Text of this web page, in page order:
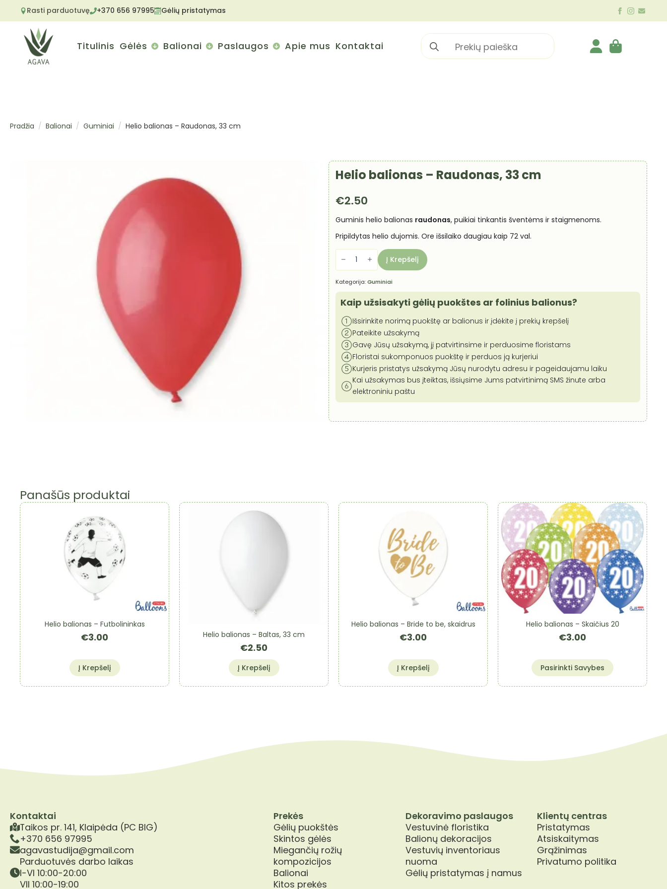
Rasti parduotuvę +370 656 97995 Gėlių pristatymas
Titulinis Gėlės Balionai Paslaugos Apie mus Kontaktai
Search
for:
Pradžia Balionai Guminiai Helio balionas – Raudonas, 33 cm
Helio balionas – Raudonas, 33 cm
€2.50
Guminis helio balionas raudonas, puikiai tinkantis šventėms ir staigmenoms.
Pripildytas helio dujomis. Ore išsilaiko daugiau kaip 72 val.
produkto
kiekis:
balionas
-
Raudonas,
33
cm
Į Krepšelį
Kategorija:Guminiai
Kaip užsisakyti gėlių puokštes ar folinius balionus?
Išsirinkite norimą puokštę ar balionus ir įdėkite į prekių krepšelį
Pateikite užsakymą
Gavę Jūsų užsakymą, jį patvirtinsime ir perduosime floristams
Floristai sukomponuos puokštę ir perduos ją kurjeriui
Kurjeris pristatys užsakymą Jūsų nurodytu adresu ir pageidaujamu laiku
Kai užsakymas bus įteiktas, išsiųsime Jums patvirtinimą SMS žinute arba
elektroniniu paštu
Panašūs produktai
Helio balionas – Futbolininkas
€3.00
Į Krepšelį
Helio balionas – Baltas, 33 cm
€2.50
Į Krepšelį
Helio balionas – Bride to be, skaidrus
€3.00
Į Krepšelį
Helio balionas – Skaičius 20
€3.00
Pasirinkti Savybes
This
product
has
page
Kontaktai
Taikos pr. 141, Klaipėda (PC BIG)
+370 656 97995
agavastudija@gmail.com
Parduotuvės darbo laikas
I-VI 10:00-20:00
VII 10:00-19:00
Prekės
Gėlių puokštės
Skintos gėlės
Miegančių rožių
kompozicijos
Balionai
Kitos prekės
Dekoravimo paslaugos
Vestuvinė floristika
Balionų dekoracijos
Vestuvių inventoriaus
nuoma
Gėlių pristatymas į namus
Klientų centras
Pristatymas
Atsiskaitymas
Grąžinimas
Privatumo politika